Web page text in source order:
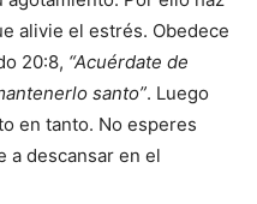
alivie el estrés. Obedece
20:8, “Acuérdate de
santo”. Luego
en tanto. No esperes
a descansar en el